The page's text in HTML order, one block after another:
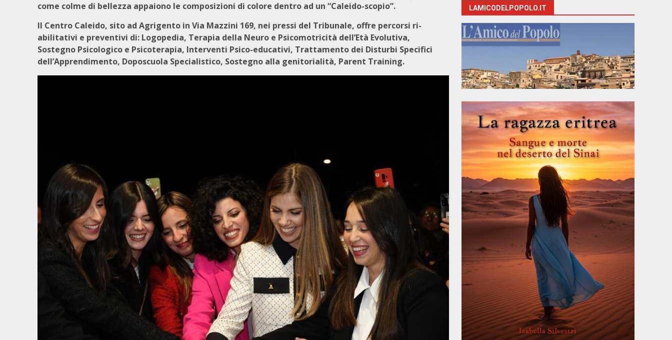
come colme di bellezza appaiono le composizioni di colore dentro ad un “Caleido-scopio”.
Il Centro Caleido, sito ad Agrigento in Via Mazzini 169, nei pressi del Tribunale, offre percorsi ri-
abilitativi e preventivi di: Logopedia, Terapia della Neuro e Psicomotricità dell’Età Evolutiva,
Sostegno Psicologico e Psicoterapia, Interventi Psico-educativi, Trattamento dei Disturbi Specifici
dell’Apprendimento, Doposcuola Specialistico, Sostegno alla genitorialità, Parent Training.
LAMICODELPOPOLO.IT